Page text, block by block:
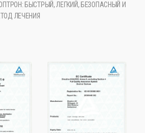
БЫСТРЫЙ, ЛЕГКИЙ, БЕЗОПАСНЫЙ И
ЛЕЧЕНИЯ